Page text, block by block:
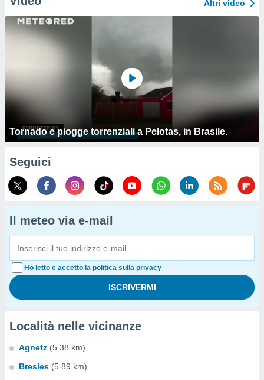
Altri video
Tornado e piogge torrenziali a Pelotas, in Brasile.
Seguici
Il meteo via e-mail
Ho letto e accetto la politica sulla privacy
Località nelle vicinanze
Agnetz (5.38 km)
Bresles (5.89 km)